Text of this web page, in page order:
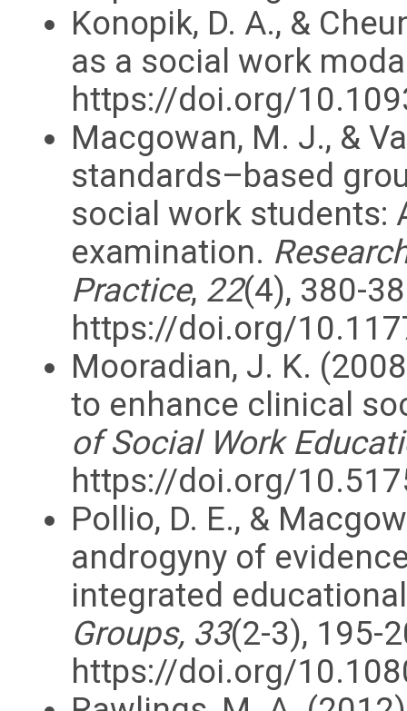
Konopik, D. A., &
as a social work
https://doi.org/
Macgowan, M. J., &
standards–based
social work students:
examination.
Practice, 22(4), 380-
https://doi.org/
Mooradian, J. K.
to enhance clinical
of Social Work
https://doi.org/
Pollio, D. E., &
androgyny of
integrated
Groups, 33(2-3), 195-
https://doi.org/